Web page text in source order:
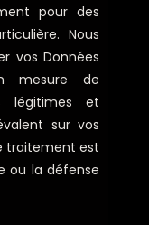
pour des
Nous
vos Données
mesure de
légitimes et
sur vos
traitement est
ou la défense